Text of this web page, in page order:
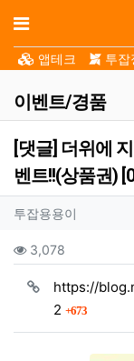
메뉴
앱테크 투잡
이벤트/경품
[댓글] 더위에
벤트!!(상품권)
작성자 정보
작성자
투잡용용이
컨텐츠 정보
조회3,078
https://
2
673회 연결